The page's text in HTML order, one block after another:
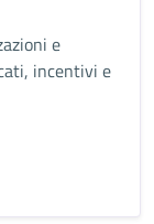
e
incentivi e